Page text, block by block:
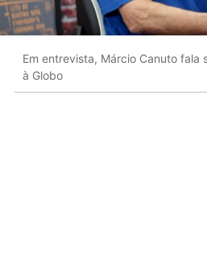
Em entrevista, Márcio Canuto fala
à Globo